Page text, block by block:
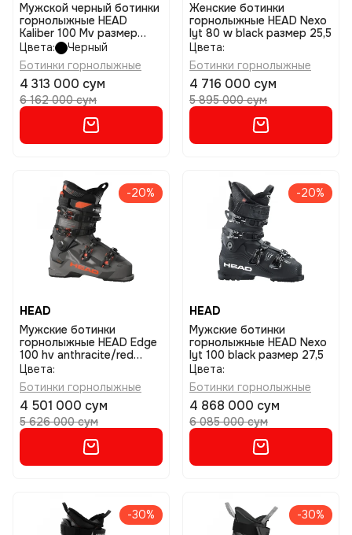
Мужской черный ботинки
горнолыжные HEAD
Kaliber 100 Mv размер
26,5
Цвета:
Черный
Ботинки горнолыжные
4 313 000 сум
6 162 000 сум
Женские ботинки
горнолыжные HEAD Nexo
lyt 80 w black размер 25,5
Цвета:
Ботинки горнолыжные
4 716 000 сум
5 895 000 сум
-20%
HEAD
Мужские ботинки
горнолыжные HEAD Edge
100 hv anthracite/red
размер 26,5
Цвета:
Ботинки горнолыжные
4 501 000 сум
5 626 000 сум
-20%
HEAD
Мужские ботинки
горнолыжные HEAD Nexo
lyt 100 black размер 27,5
Цвета:
Ботинки горнолыжные
4 868 000 сум
6 085 000 сум
-30% -30%